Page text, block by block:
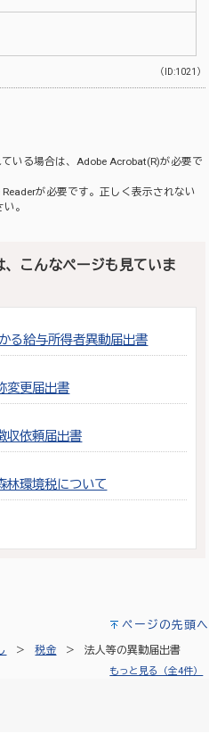
（ID:1021）
いる場合は、Adobe Acrobat(R)が必要で
Readerが必要です。正しく表示されない
。
こんなページも見ていま
る給与所得者異動届出書
変更届出書
収依頼届出書
林環境税について
ページの先頭へ
税金 法人等の異動届出書
もっと見る（全4件）